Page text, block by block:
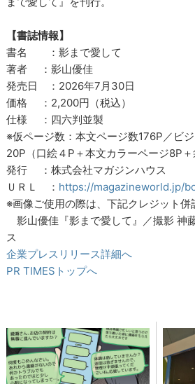
【書誌情報】
書名 ：影まで愛して
著者 ：影山優佳
発売日 ：2026年7月30日
価格 ：2,200円（税込）
仕様 ：四六判並製
※仮ページ数：本文ページ数176P／ビ
20P（口絵４P＋本文カラーページ8P＋
発行 ：株式会社マガジンハウス
ＵＲＬ ： https://magazineworld.jp/
※画像ご使用の際は、下記クレジット併
影山優佳『影まで愛して』／撮影 神
ス
企業プレスリリース詳細へ
PR TIMESトップへ